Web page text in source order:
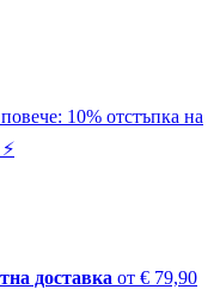
10% отстъпка на
доставка от € 79,90